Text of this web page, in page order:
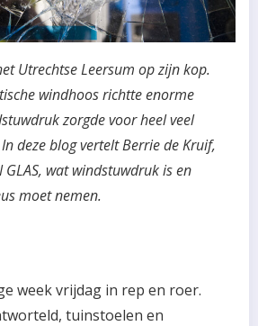
Utrechtse Leersum op zijn kop.
windhoos richtte enorme
zorgde voor heel veel
deze blog vertelt Berrie de Kruif,
GLAS, wat windstuwdruk is en
moet nemen.
week vrijdag in rep en roer.
tuinstoelen en